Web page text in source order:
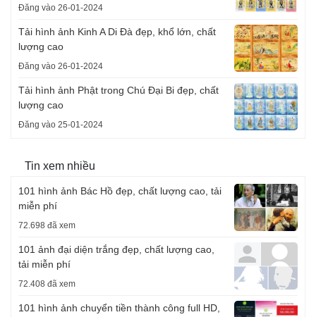
Đăng vào 26-01-2024
Tải hình ảnh Kinh A Di Đà đẹp, khổ lớn, chất
lượng cao
Đăng vào 26-01-2024
Tải hình ảnh Phật trong Chú Đại Bi đẹp, chất
lượng cao
Đăng vào 25-01-2024
Tin xem nhiều
101 hình ảnh Bác Hồ đẹp, chất lượng cao, tải
miễn phí
72.698 đã xem
101 ảnh đại diện trắng đẹp, chất lượng cao,
tải miễn phí
72.408 đã xem
101 hình ảnh chuyển tiền thành công full HD,